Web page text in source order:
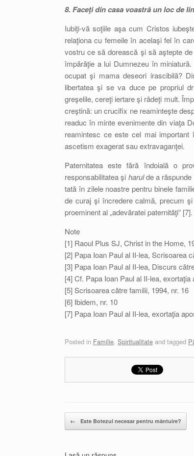
8. Faceţi din casa voastră un loc de
Iubiţi-vă soţiile aşa cum Cristos
relaţiona cu femeile în acelaşi fel în
vostru ce să dorească şi să aştepte
împărăţie a lui Dumnezeu în
ocupat şi mama deseori irascibilă?
libertatea şi se va duce pe propriul
greşelile, cereţi iertare şi râdeţi mult.
creştină: un crucifix ne reaminteşte
readuc în minte evenimente din viaţa
reamintesc ce este cel mai
ascetism exagerat sau extravaganţei.
Paternitatea este fără îndoială o
responsabilitatea şi harulde a
tată în zilele noastre pentru binele
de curaj şi încredere calmă, precum şi
proeminent al „adevăratei paternităţi”
Note
[1] Raoul Plus SJ, Christ in the Home,
[2] Papa Ioan Paul al II-lea, Scrisoarea
[3] Papa Ioan Paul al II-lea, Discurs
[4] Cf. Papa Ioan Paul al II-lea,
[5] Scrisoarea către familii, 1994, nr. 16
[6] Ibidem, nr. 10
[7] Papa Ioan Paul al II-lea, exortaţia
Posted in Familie, Spiritualitate and tagged
Post navigation
← Este Botezul necesar pentru mântuire?